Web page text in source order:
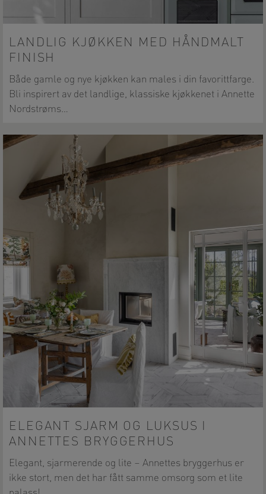
LANDLIG KJØKKEN MED HÅNDMALT
FINISH
Både gamle og nye kjøkken kan males i din favorittfarge.
Bli inspirert av det landlige, klassiske kjøkkenet i Annette
Nordstrøms…
ELEGANT SJARM OG LUKSUS I
ANNETTES BRYGGERHUS
Elegant, sjarmerende og lite – Annettes bryggerhus er
ikke stort, men det har fått samme omsorg som et lite